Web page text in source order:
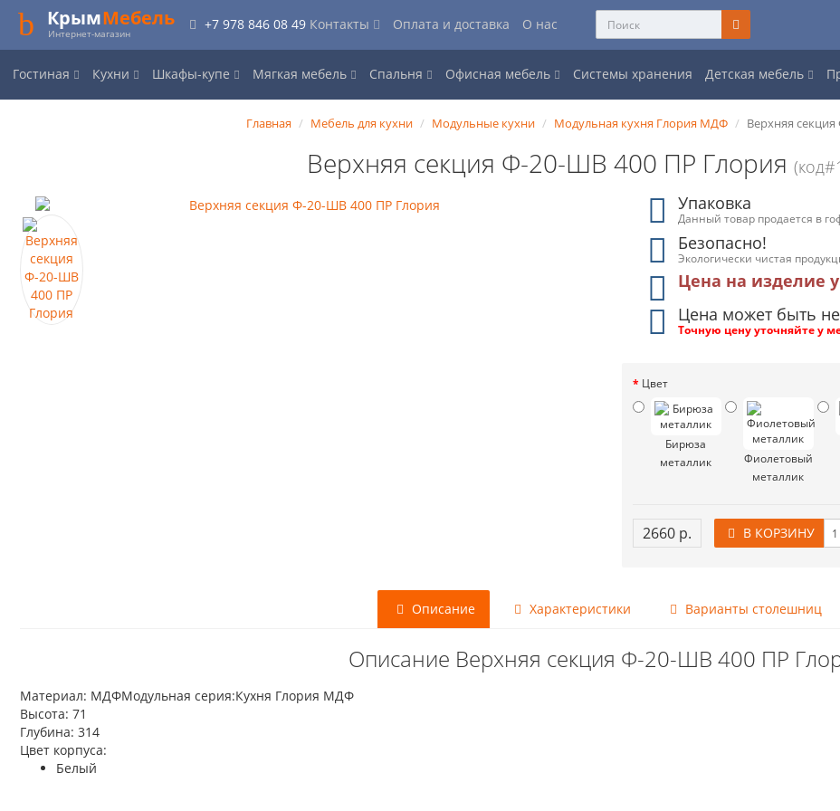
КрымМебель
Интернет-магазин
+7 978 846 08 49 Контакты Оплата и доставка О нас
Гостиная Кухни Шкафы-купе Мягкая мебель Спальня Офисная мебель Системы хранения Детская мебель
Главная Мебель для кухни Модульные кухни Модульная кухня Глория МДФ Верхняя
Верхняя секция Ф-20-ШВ 400 ПР Глория
Упаковка
Данный товар продается в
Безопасно!
Экологически чистая
Цена на изделие
Цена может быть
Точную цену уточняйте у
Цвет
Бирюза
металлик
Фиолетовый
металлик
2660 р. В КОРЗИНУ
Описание Характеристики Варианты столешниц
Описание Верхняя секция Ф-20-ШВ 400 ПР
Материал: МДФМодульная серия:Кухня Глория МДФ
Высота: 71
Глубина: 314
Цвет корпуса:
Белый